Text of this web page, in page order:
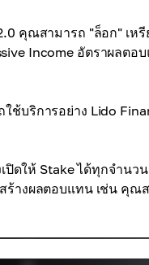
คุณสามารถ "ล็อก" เห
Income อัตราผลต
ช้บริการอย่าง Lido
ดให้ Stake ได้ทุกจำนว
ร้างผลตอบแทน เช่น คุณ